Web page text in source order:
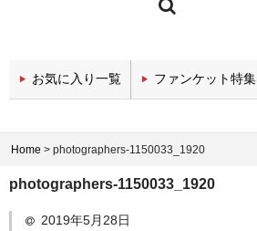
今週の新着チャンネル
エンタメチャンネル
政治・経済チャンネル
医療関係チャンネル
お気に入り一覧 ファンケット特集
Home > photographers-1150033_1920
photographers-1150033_1920
2019年5月28日